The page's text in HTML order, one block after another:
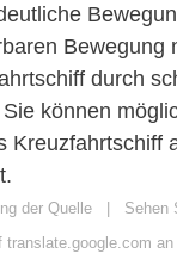
Bewegung
durch
können
Kreuzfahrtschiff
der Quelle | Sehen
translate.google.com an